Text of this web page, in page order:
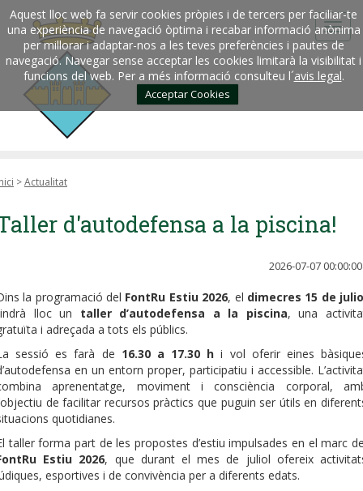
Aquest lloc web fa servir cookies pròpies i de tercers per faciliar-te
una experiència de navegació òptima i recabar informació anònima
per millorar i adaptar-nos a les teves preferències i pautes de
navegació. Navegar sense acceptar les cookies limitarà la visibilitat i
funcions del web. Per a més informació consulteu l´avis legal.
Acceptar Cookies
>Actualitat
d'autodefensa a la piscina!
2026-07-07 00:00:00
la programació del FontRu Estiu 2026, el dimecres 15 de
lloc un taller d’autodefensa a la piscina, una
i adreçada a tots els públics.
sessió es farà de 16.30 a 17.30 h i vol oferir eines
en un entorn proper, participatiu i accessible.
aprenentatge, moviment i consciència corporal,
de facilitar recursos pràctics que puguin ser útils en
quotidianes.
taller forma part de les propostes d’estiu impulsades en el marc
Estiu 2026, que durant el mes de juliol ofereix
esportives i de convivència per a diferents edats.